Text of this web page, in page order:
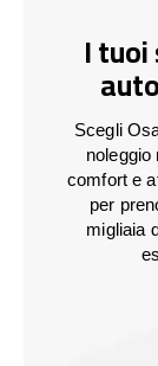
I
Scegli
noleggio
comfort e
per
migliaia